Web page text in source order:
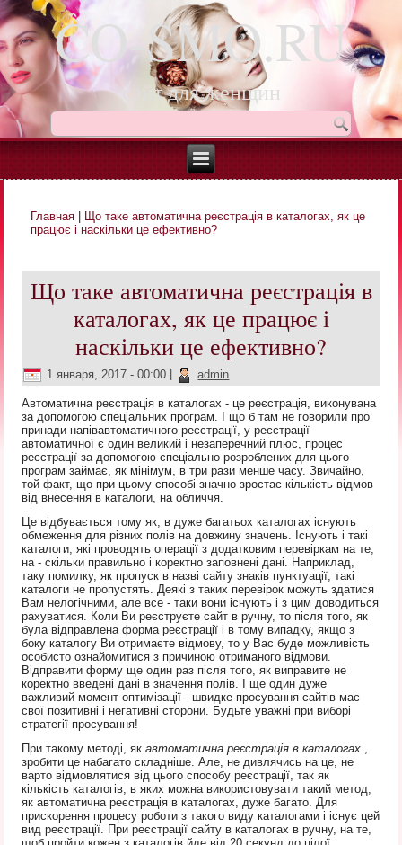
CO-SMO.RU
сайт для женщин
Вы здесь
Главная|
Що таке автоматична реєстрація в каталогах, як це
працює і наскільки це ефективно?
Що таке автоматична реєстрація в
каталогах, як це працює і
наскільки це ефективно?
1 января, 2017 - 00:00 admin
Автоматична реєстрація в каталогах - це реєстрація, виконувана
за допомогою спеціальних програм. І що б там не говорили про
принади напівавтоматичного реєстрації, у реєстрації
автоматичної є один великий і незаперечний плюс, процес
реєстрації за допомогою спеціально розроблених для цього
програм займає, як мінімум, в три рази менше часу. Звичайно,
той факт, що при цьому способі значно зростає кількість відмов
від внесення в каталоги, на обличчя.
Це відбувається тому як, в дуже багатьох каталогах існують
обмеження для різних полів на довжину значень. Існують і такі
каталоги, які проводять операції з додатковим перевіркам на те,
на - скільки правильно і коректно заповнені дані. Наприклад,
таку помилку, як пропуск в назві сайту знаків пунктуації, такі
каталоги не пропустять. Деякі з таких перевірок можуть здатися
Вам нелогічними, але все - таки вони існують і з цим доводиться
рахуватися. Коли Ви реєструєте сайт в ручну, то після того, як
була відправлена ​​форма реєстрації і в тому випадку, якщо з
боку каталогу Ви отримаєте відмову, то у Вас буде можливість
особисто ознайомитися з причиною отриманого відмови.
Відправити форму ще один раз після того, як виправите не
коректно введені дані в значення полів. І ще один дуже
важливий момент оптимізації - швидке просування сайтів має
свої позитивні і негативні сторони. Будьте уважні при виборі
стратегії просування!
При такому методі, якавтоматична реєстрація в каталогах ,
зробити це набагато складніше. Але, не дивлячись на це, не
варто відмовлятися від цього способу реєстрації, так як
кількість каталогів, в яких можна використовувати такий метод,
як автоматична реєстрація в каталогах, дуже багато. Для
прискорення процесу роботи з такого виду каталогами і існує цей
вид реєстрації. При реєстрації сайту в каталогах в ручну, на те,